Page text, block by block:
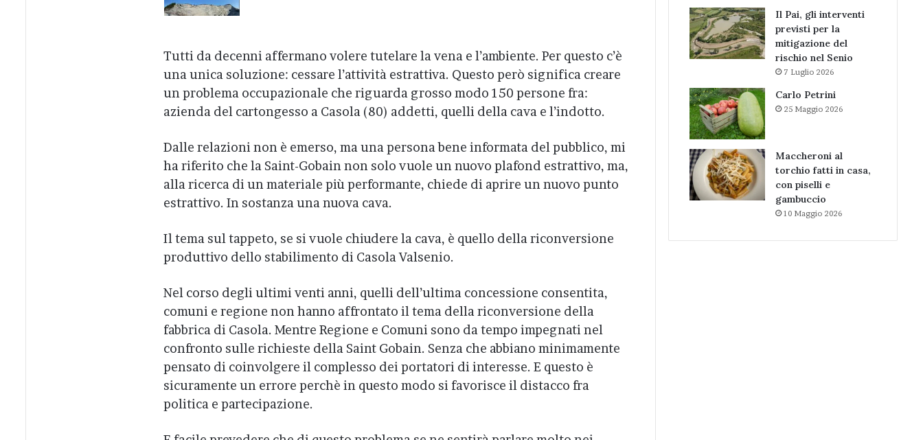
Tutti da decenni affermano volere tutelare la vena e l’ambiente. Per questo c’è
una unica soluzione: cessare l’attività estrattiva. Questo però significa creare
un problema occupazionale che riguarda grosso modo 150 persone fra:
azienda del cartongesso a Casola (80) addetti, quelli della cava e l’indotto.
Dalle relazioni non è emerso, ma una persona bene informata del pubblico, mi
ha riferito che la Saint-Gobain non solo vuole un nuovo plafond estrattivo, ma,
alla ricerca di un materiale più performante, chiede di aprire un nuovo punto
estrattivo. In sostanza una nuova cava.
Il tema sul tappeto, se si vuole chiudere la cava, è quello della riconversione
produttivo dello stabilimento di Casola Valsenio.
Nel corso degli ultimi venti anni, quelli dell’ultima concessione consentita,
comuni e regione non hanno affrontato il tema della riconversione della
fabbrica di Casola. Mentre Regione e Comuni sono da tempo impegnati nel
confronto sulle richieste della Saint Gobain. Senza che abbiano minimamente
pensato di coinvolgere il complesso dei portatori di interesse. E questo è
sicuramente un errore perchè in questo modo si favorisce il distacco fra
politica e partecipazione.
Il Pai, gli interventi
previsti per la
mitigazione del
rischio nel Senio
7 Luglio 2026
Carlo Petrini
25 Maggio 2026
Maccheroni al
torchio fatti in casa,
con piselli e
gambuccio
10 Maggio 2026